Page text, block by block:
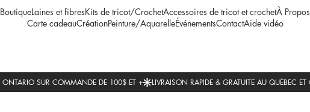
BoutiqueLaines et fibresKits de tricot/CrochetAccessoires de tricot et crochetÀ Propos
Carte cadeauCréationPeinture/AquarelleÉvénementsContactAide vidéo